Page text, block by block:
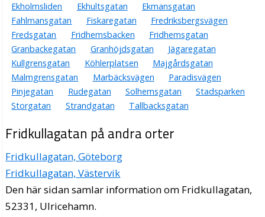
Ekholmsliden
Ekhultsgatan
Ekmansgatan
Fahlmansgatan
Fiskaregatan
Fredriksbergsvägen
Fredsgatan
Fridhemsbacken
Fridhemsgatan
Granbackegatan
Granhöjdsgatan
Jägaregatan
Kullgrensgatan
Köhlerplatsen
Majgårdsgatan
Malmgrensgatan
Marbäcksvägen
Paradisvägen
Pinjegatan
Rudegatan Solhemsgatan
Stadsparken
Storgatan
Strandgatan Tallbacksgatan
Fridkullagatan på andra orter
Fridkullagatan, Göteborg
Fridkullagatan, Västervik
Den här sidan samlar information om Fridkullagatan,
52331, Ulricehamn.